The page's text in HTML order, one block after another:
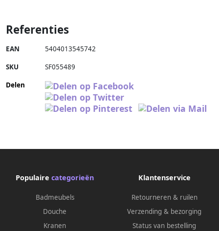
Referenties
EAN 5404013545742
SKU SF055489
Delen
Populaire categorieën
Badmeubels
Douche
Kranen
Klantenservice
Retourneren & ruilen
Verzending & bezorging
Status van bestelling